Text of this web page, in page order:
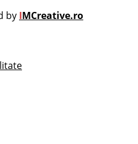
by IMCreative.ro